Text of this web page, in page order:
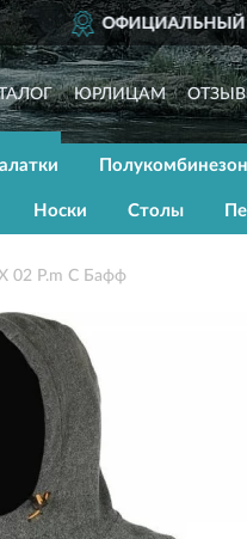
ЮРЛИЦАМ
Носки Столы
02 Р.m С Бафф